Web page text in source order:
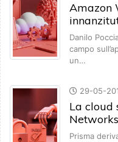
Amazon
Danilo
campo
un…
29-05-
La cloud
Prisma